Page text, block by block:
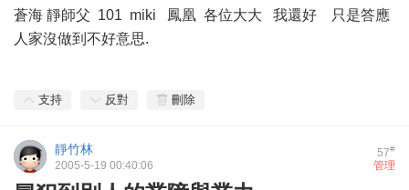
蒼海 靜師父 101 miki 鳳凰 各位大大 我還好 只是答應
人家沒做到不好意思.
支持 反對 刪除
57#
靜竹林
管理
2005-5-19 00:40:06